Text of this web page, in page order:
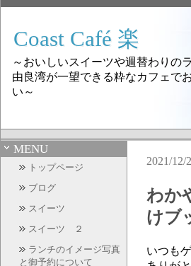
Coast Café 楽
～おいしいスイーツや週替わりの
由良湾が一望できる粋なカフェで
い～
MENU
トップページ
ブログ
スイーツ
スイーツ ２
ランチのイメージ写真
と御予約について
2021/12/
わか
けブ
いつも